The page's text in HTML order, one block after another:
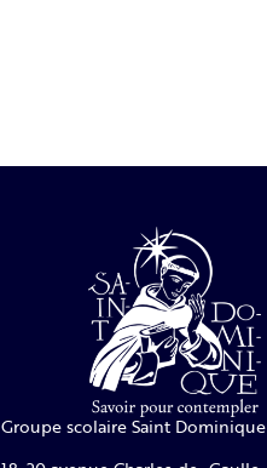
Groupe scolaire Saint Dominique